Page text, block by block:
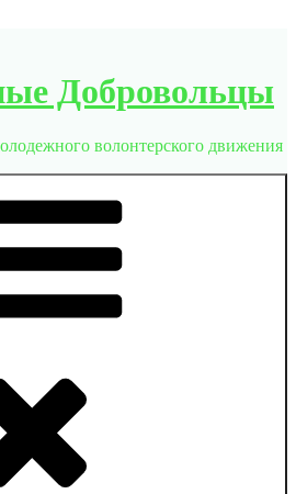
Добровольцы
волонтерского движения